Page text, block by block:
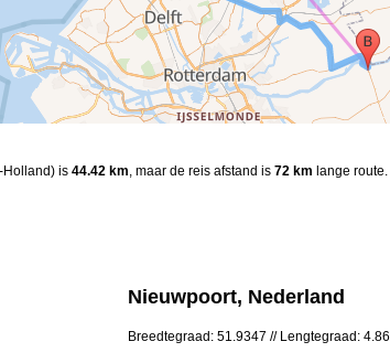
Holland) is 44.42 km, maar de reis afstand is 72 km lange route.
Nieuwpoort, Nederland
Breedtegraad: 51.9347 // Lengtegraad: